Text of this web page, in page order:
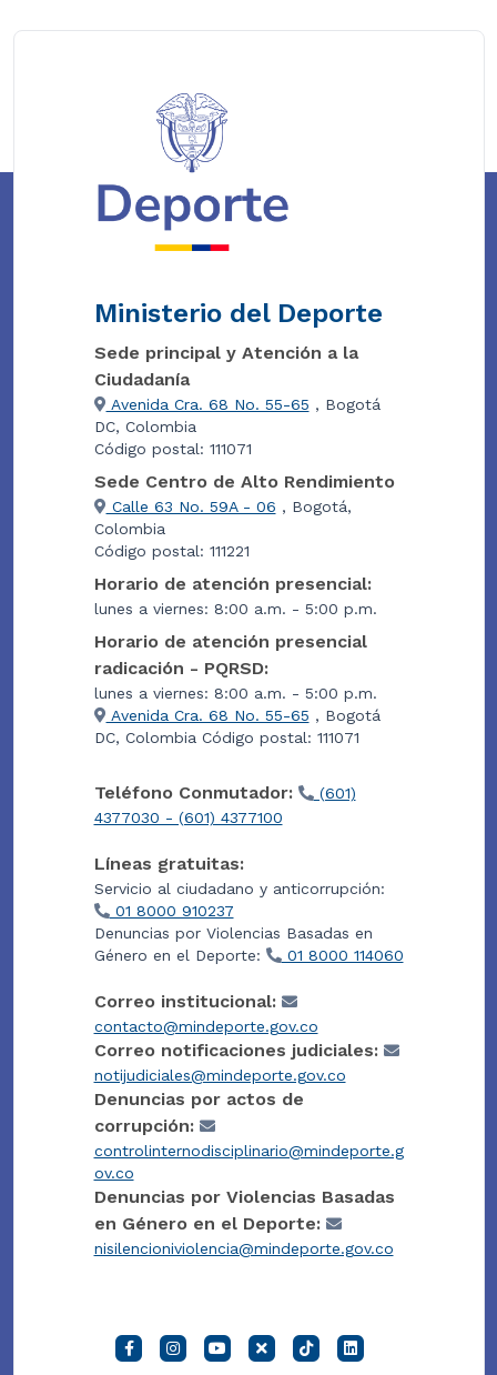
Ministerio del Deporte
Sede principal y Atención a la
Ciudadanía
Avenida Cra. 68 No. 55-65 , Bogotá
DC, Colombia
Código postal: 111071
Sede Centro de Alto Rendimiento
Calle 63 No. 59A - 06 , Bogotá,
Colombia
Código postal: 111221
Horario de atención presencial:
lunes a viernes: 8:00 a.m. - 5:00 p.m.
Horario de atención presencial
radicación - PQRSD:
lunes a viernes: 8:00 a.m. - 5:00 p.m.
Avenida Cra. 68 No. 55-65 , Bogotá
DC, Colombia Código postal: 111071
Teléfono Conmutador:
(601)
4377030 - (601) 4377100
Líneas gratuitas:
Servicio al ciudadano y anticorrupción:
01 8000 910237
Denuncias por Violencias Basadas en
Género en el Deporte:
01 8000 114060
Correo institucional:
contacto@mindeporte.gov.co
Correo notificaciones judiciales:
notijudiciales@mindeporte.gov.co
Denuncias por actos de
corrupción:
controlinternodisciplinario@mindeporte.g
ov.co
Denuncias por Violencias Basadas
en Género en el Deporte:
nisilencioniviolencia@mindeporte.gov.co